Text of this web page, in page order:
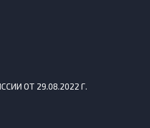
ОТ 29.08.2022 Г.